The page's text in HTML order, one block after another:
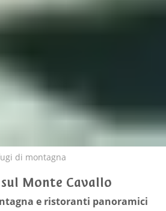
di montagna
Monte Cavallo
e ristoranti panoramici